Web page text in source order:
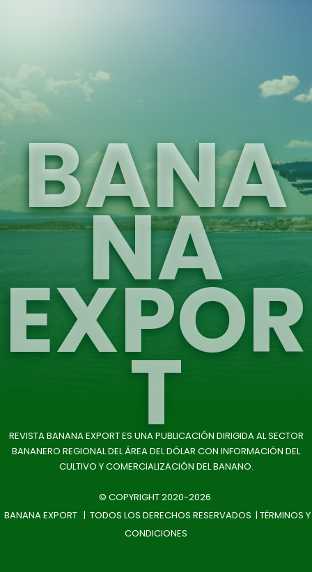
BANA
NA
EXPOR
T
REVISTA BANANA EXPORT ES UNA PUBLICACIÓN DIRIGIDA AL SECTOR
BANANERO REGIONAL DEL ÁREA DEL DÓLAR CON INFORMACIÓN DEL
CULTIVO Y COMERCIALIZACIÓN DEL BANANO.
© COPYRIGHT 2020-2026
BANANA EXPORT | TODOS LOS DERECHOS RESERVADOS | TÉRMINOS Y
CONDICIONES